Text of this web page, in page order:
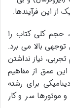
از این فرآیندها.
حجم کلی کتاب را
بالا می برد.
نیاز نداشتن
عمق از مفاهیم
برای رشته
موتورها سر و کار